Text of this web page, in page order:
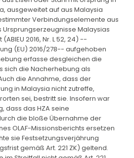
ausgeweitet auf aus Malaysia
Verbindungselemente aus
Ursprungserzeugnisse Malaysias
2016, Nr. L 52, 24) --
(EU) 2016/278-- aufgehoben
erfasse desgleichen die
sich die Nacherhebung als
die Annahme, dass der
in Malaysia nicht zutreffe,
sei, bestritt sie. Insofern war
dass das HZA seine
die bloße Übernahme der
OLAF-Missionsberichts ersetzen
sie Festsetzungsverjährung
gemäß Art. 221 ZK) geltend.